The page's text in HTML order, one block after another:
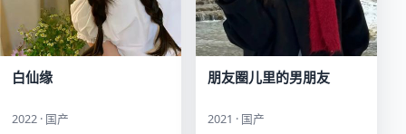
白仙缘
2022 · 国产
朋友圈儿里的男朋友
2021 · 国产